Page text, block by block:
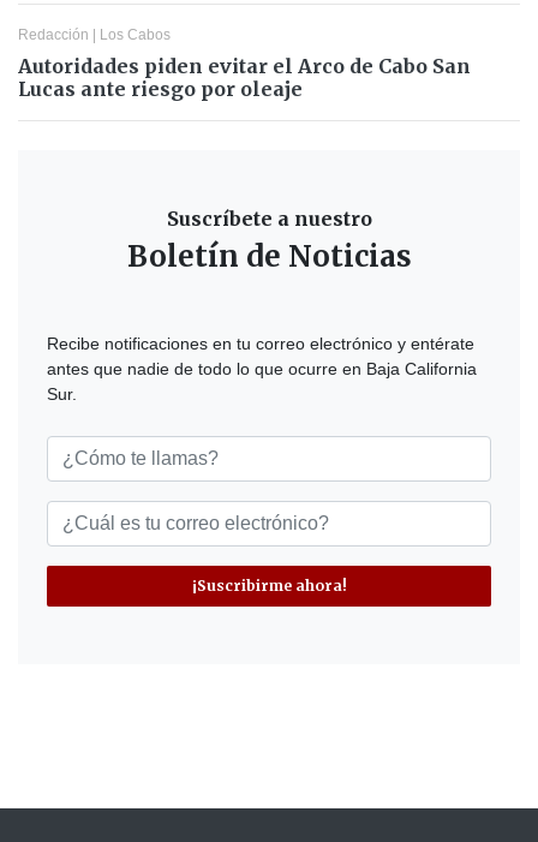
Redacción Los Cabos
Autoridades piden evitar el Arco de Cabo San
Lucas ante riesgo por oleaje
Suscríbete a nuestro
Boletín de Noticias
Recibe notificaciones en tu correo electrónico y entérate
antes que nadie de todo lo que ocurre en Baja California
Sur.
¡Suscribirme ahora!